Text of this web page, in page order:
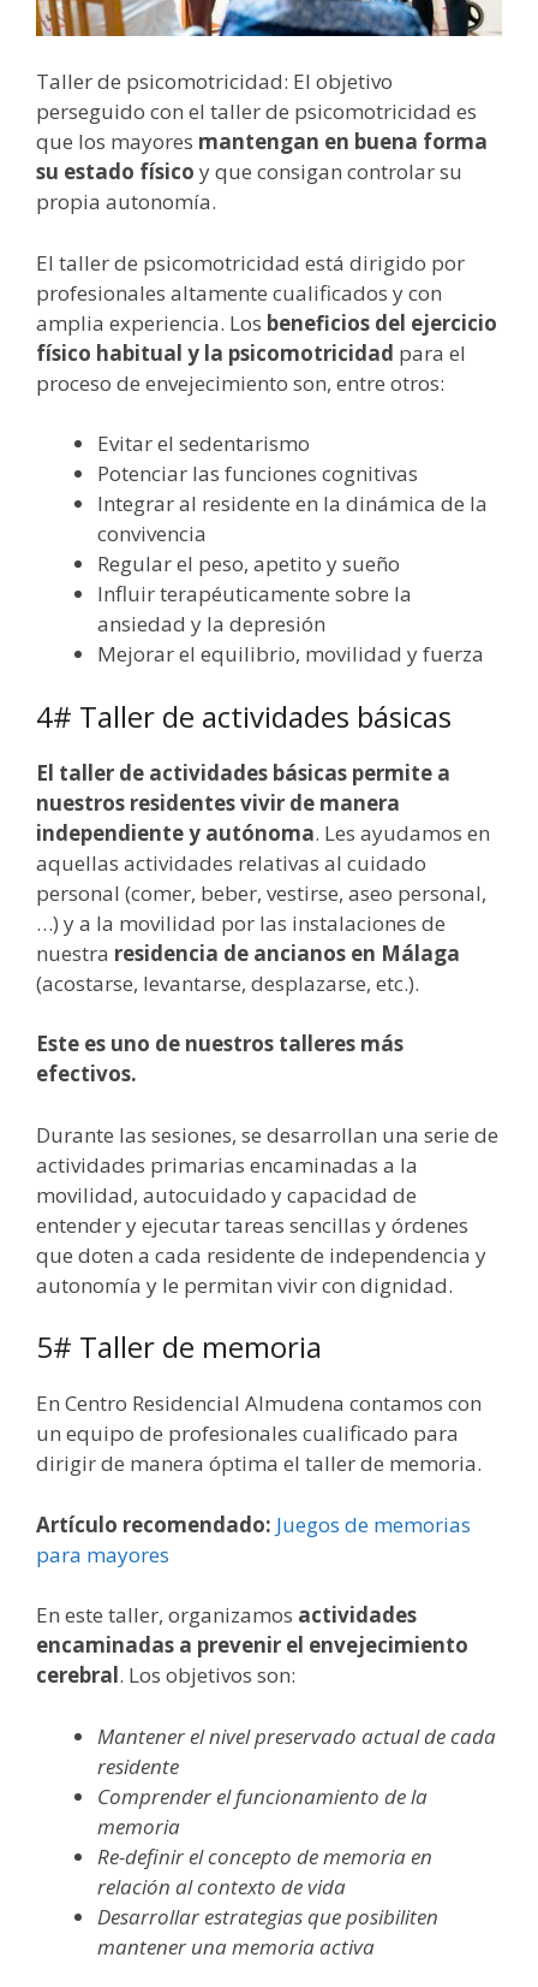
Taller de psicomotricidad: El objetivo
perseguido con el taller de psicomotricidad es
que los mayores mantengan en buena forma
su estado físico y que consigan controlar su
propia autonomía.
El taller de psicomotricidad está dirigido por
profesionales altamente cualificados y con
amplia experiencia. Los beneficios del ejercicio
físico habitual y la psicomotricidad para el
proceso de envejecimiento son, entre otros:
Evitar el sedentarismo
Potenciar las funciones cognitivas
Integrar al residente en la dinámica de la
convivencia
Regular el peso, apetito y sueño
Influir terapéuticamente sobre la
ansiedad y la depresión
Mejorar el equilibrio, movilidad y fuerza
4# Taller de actividades básicas
El taller de actividades básicas permite a
nuestros residentes vivir de manera
independiente y autónoma. Les ayudamos en
aquellas actividades relativas al cuidado
personal (comer, beber, vestirse, aseo personal,
…) y a la movilidad por las instalaciones de
nuestra residencia de ancianos en Málaga
(acostarse, levantarse, desplazarse, etc.).
Este es uno de nuestros talleres más
efectivos.
Durante las sesiones, se desarrollan una serie de
actividades primarias encaminadas a la
movilidad, autocuidado y capacidad de
entender y ejecutar tareas sencillas y órdenes
que doten a cada residente de independencia y
autonomía y le permitan vivir con dignidad.
5# Taller de memoria
En Centro Residencial Almudena contamos con
un equipo de profesionales cualificado para
dirigir de manera óptima el taller de memoria.
Artículo recomendado: Juegos de memorias
para mayores
En este taller, organizamos actividades
encaminadas a prevenir el envejecimiento
cerebral. Los objetivos son:
Mantener el nivel preservado actual de cada
residente
Comprender el funcionamiento de la
memoria
Re-definir el concepto de memoria en
relación al contexto de vida
Desarrollar estrategias que posibiliten
mantener una memoria activa